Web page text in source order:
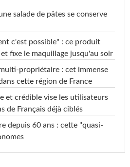
salade de pâtes se conserve
c'est possible" : ce produit
fixe le maquillage jusqu'au soir
propriétaire : cet immense
cette région de France
et crédible vise les utilisateurs
de Français déjà ciblés
depuis 60 ans : cette "quasi-